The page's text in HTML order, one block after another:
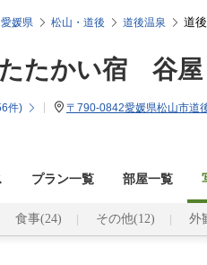
愛媛県 松山・道後 道後温泉 道
たかい宿 谷屋
件) 〒790-0842愛媛県松山市道
プラン一覧 部屋一覧
食事(24) その他(12) 外